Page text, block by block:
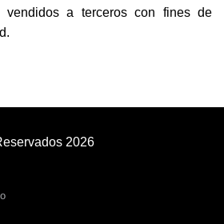
vendidos a terceros con fines de
2026